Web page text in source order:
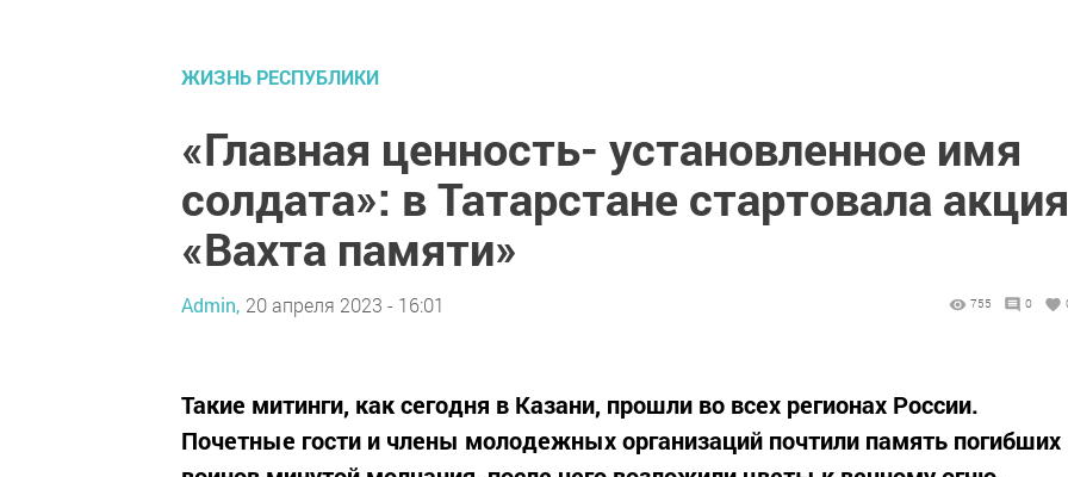
ЖИЗНЬ РЕСПУБЛИКИ
«Главная ценность- установленное имя
солдата»: в Татарстане стартовала акция
«Вахта памяти»
Admin, 20 апреля 2023 - 16:01 755 0
Такие митинги, как сегодня в Казани, прошли во всех регионах России.
Почетные гости и члены молодежных организаций почтили память погибших